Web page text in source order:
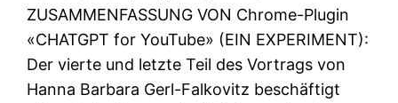
ZUSAMMENFASSUNG VON Chrome-Plugin
«CHATGPT for YouTube» (EIN EXPERIMENT):
Der vierte und letzte Teil des Vortrags von
Hanna Barbara Gerl-Falkovitz beschäftigt